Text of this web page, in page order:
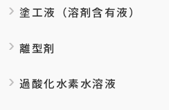
塗工液（溶剤含有液）
離型剤
過酸化水素水溶液